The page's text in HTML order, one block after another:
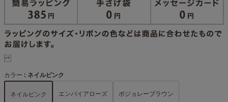
カラー ネイルピンク
ネイルピンク エンパイアローズ ボジョレーブラウン